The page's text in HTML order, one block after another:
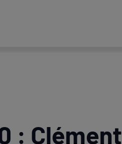
: Clément